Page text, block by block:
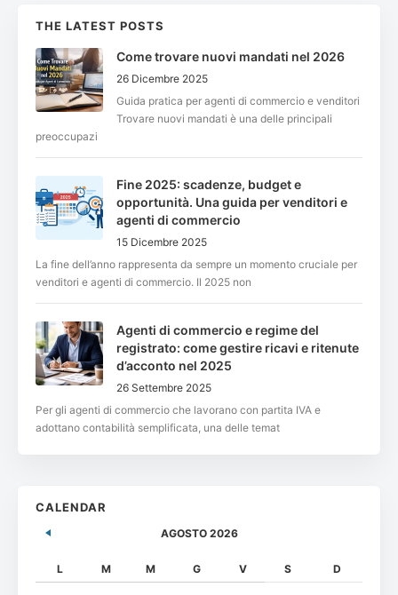
THE LATEST POSTS
Come trovare nuovi mandati nel 2026
26 Dicembre 2025
Guida pratica per agenti di commercio e venditori
Trovare nuovi mandati è una delle principali
preoccupazi
Fine 2025: scadenze, budget e
opportunità. Una guida per venditori e
agenti di commercio
15 Dicembre 2025
La fine dell’anno rappresenta da sempre un momento cruciale per
venditori e agenti di commercio. Il 2025 non
Agenti di commercio e regime del
registrato: come gestire ricavi e ritenute
d’acconto nel 2025
26 Settembre 2025
Per gli agenti di commercio che lavorano con partita IVA e
adottano contabilità semplificata, una delle temat
CALENDAR
AGOSTO 2026
L M M G V S D